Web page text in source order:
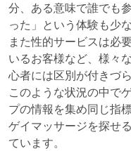
分、ある意味で誰でも
った」という体験も少
また性的サービスは必
いるお客様など、様々
心者には区別が付きづ
このような状況の中で
プの情報を集め同じ指
ゲイマッサージを探せ
ています。